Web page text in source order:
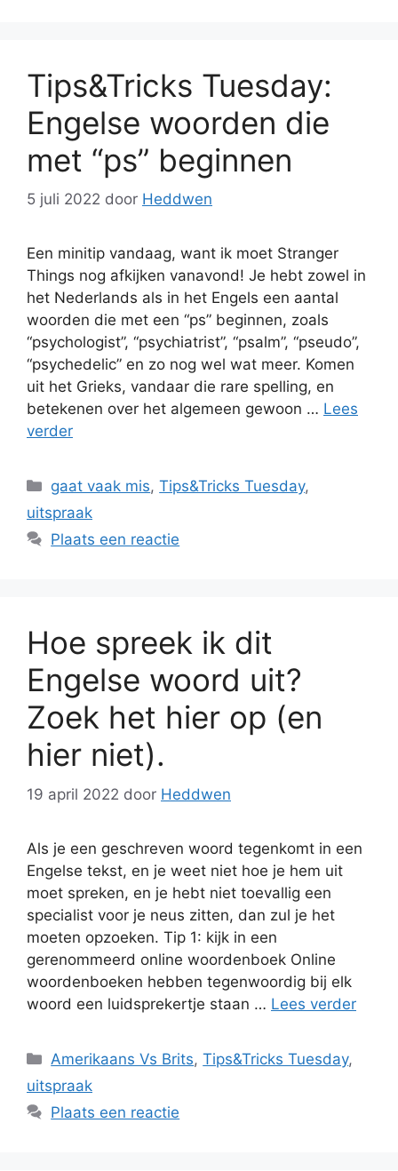
Tips&Tricks Tuesday:
Engelse woorden die
met “ps” beginnen
5 juli 2022 door Heddwen
Een minitip vandaag, want ik moet Stranger
Things nog afkijken vanavond! Je hebt zowel in
het Nederlands als in het Engels een aantal
woorden die met een “ps” beginnen, zoals
“psychologist”, “psychiatrist”, “psalm”, “pseudo”,
“psychedelic” en zo nog wel wat meer. Komen
uit het Grieks, vandaar die rare spelling, en
betekenen over het algemeen gewoon … Lees
verder
Categorieën
gaat vaak mis,Tips&Tricks Tuesday,
uitspraak
Plaats een reactie
Hoe spreek ik dit
Engelse woord uit?
Zoek het hier op (en
hier niet).
19 april 2022 door Heddwen
Als je een geschreven woord tegenkomt in een
Engelse tekst, en je weet niet hoe je hem uit
moet spreken, en je hebt niet toevallig een
specialist voor je neus zitten, dan zul je het
moeten opzoeken. Tip 1: kijk in een
gerenommeerd online woordenboek Online
woordenboeken hebben tegenwoordig bij elk
woord een luidsprekertje staan … Lees verder
Categorieën
Amerikaans Vs Brits,Tips&Tricks Tuesday,
uitspraak
Plaats een reactie